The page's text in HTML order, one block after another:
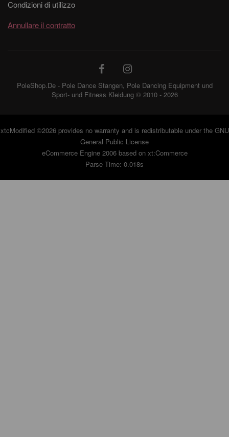
Condizioni di utilizzo
Annullare il contratto
PoleShop.De - Pole Dance Stangen, Pole Dancing Equipment und
Sport- und Fitness Kleidung © 2010 - 2026
xtcModified©2026 provides no warranty and is redistributable under the GNU
General Public License
eCommerce Engine 2006 based on xt:Commerce
Parse Time: 0.018s